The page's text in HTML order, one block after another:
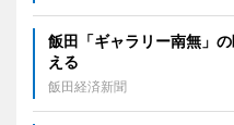
飯田「ギャラリー南無」
える
飯田経済新聞